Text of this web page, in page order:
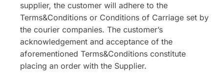
supplier, the customer will adhere to the
Terms&Conditions or Conditions of Carriage set by
the courier companies. The customer’s
acknowledgement and acceptance of the
aforementioned Terms&Conditions constitute
placing an order with the Supplier.